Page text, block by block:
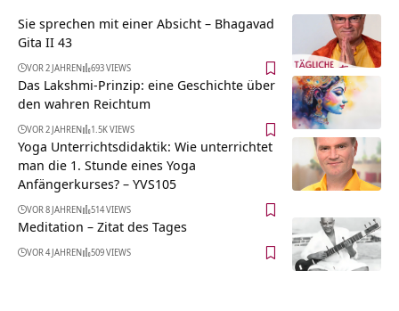
Sie sprechen mit einer Absicht – Bhagavad
Gita II 43
VOR 2 JAHREN 693 VIEWS
Das Lakshmi-Prinzip: eine Geschichte über
den wahren Reichtum
VOR 2 JAHREN 1.5K VIEWS
Yoga Unterrichtsdidaktik: Wie unterrichtet
man die 1. Stunde eines Yoga
Anfängerkurses? – YVS105
VOR 8 JAHREN 514 VIEWS
Meditation – Zitat des Tages
VOR 4 JAHREN 509 VIEWS